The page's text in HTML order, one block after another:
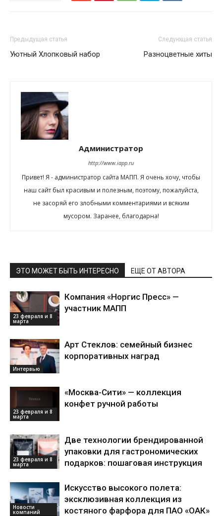
Предыдущая статья
Уютный Хлопковый набор
Следующая статья
Разноцветные хиты
Администратор
http://www.iapp.ru
Привет! Я - администратор сайта МАПП. Я очень хочу, чтобы
наш сайт был красивым и полезным, поэтому, пожалуйста,
не засоряй его злобными комментариями и всяким
мусором. Заранее, благодарна!
ЭТО МОЖЕТ БЫТЬ ИНТЕРЕСНО ЕЩЕ ОТ АВТОРА
23 февраля и 8
марта
Компания «Норгис Пресс» —
участник МАПП
Интервью
Арт Стеклов: семейный бизнес
корпоративных наград
23 февраля и 8
марта
«Москва-Сити» — коллекция
конфет ручной работы
23 февраля и 8
марта
Две технологии брендированной
упаковки для гастрономических
подарков: пошаговая инструкция
Новости
компаний
Искусство высокого полета:
эксклюзивная коллекция из
костяного фарфора для ПАО «ОАК»